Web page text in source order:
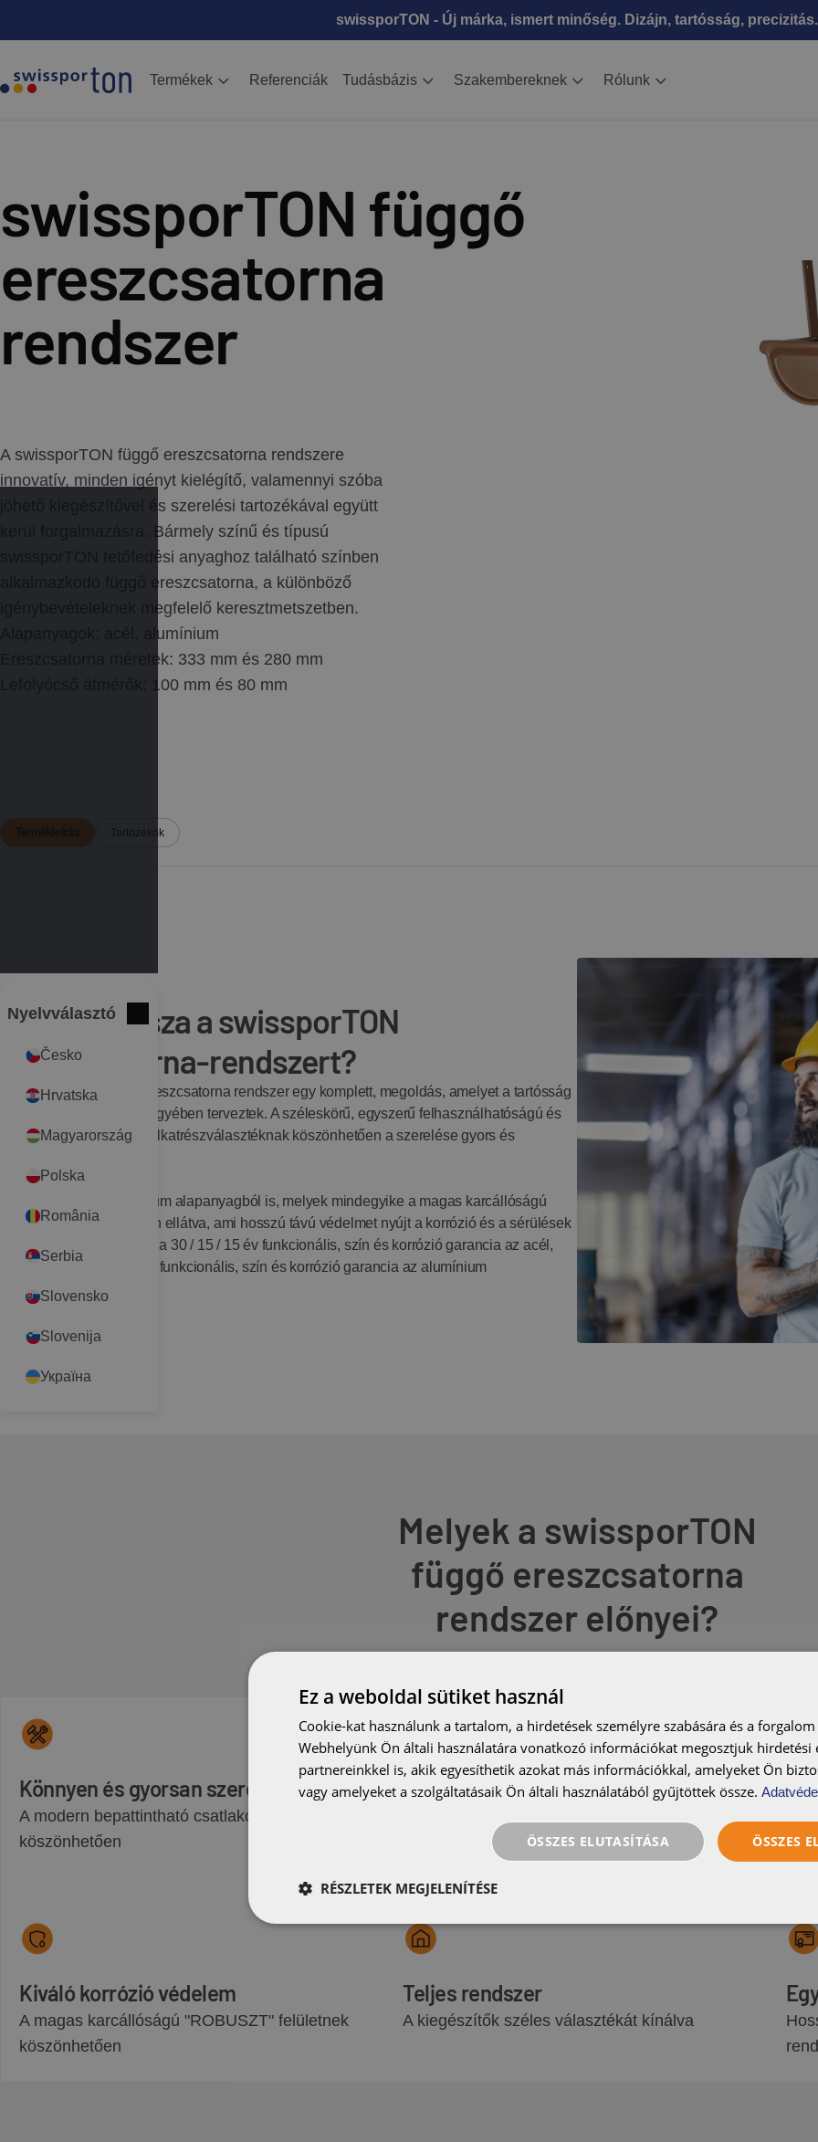
swissporTON - Új márka, ismert minőség. Dizájn, tartósság, precizitás.
Termékek Referenciák Tudásbázis Szakembereknek Rólunk
swissporTON függő
ereszcsatorna
rendszer
A swissporTON függő ereszcsatorna rendszere
innovatív, minden igényt kielégítő, valamennyi szóba
jöhető kiegészítővel és szerelési tartozékával együtt
kerül forgalmazásra. Bármely színű és típusú
swissporTON tetőfedési anyaghoz található színben
alkalmazkodó függő ereszcsatorna, a különböző
igénybevételeknek megfelelő keresztmetszetben.
Alapanyagok: acél, alumínium
Ereszcsatorna méretek: 333 mm és 280 mm
Lefolyócső átmérők: 100 mm és 80 mm
Termékleírás Tartozékok
Miért válassza a swissporTON
ereszcsatorna-rendszert?
A swissporTON függő ereszcsatorna rendszer egy komplett, megoldás, amelyet a tartósság
és a könnyű használat jegyében terveztek. A széleskörű, egyszerű felhasználhatóságú és
könnyen összeépíthető alkatrészválasztéknak köszönhetően a szerelése gyors és
Elérhető acél és alumínium alapanyagból is, melyek mindegyike a magas karcállóságú
"ROBUSZT" bevonat van ellátva, ami hosszú távú védelmet nyújt a korrózió és a sérülések
ellen. Ennek köszönhető a 30 / 15 / 15 év funkcionális, szín és korrózió garancia az acél,
valamint a 40 / 30 / 40 év funkcionális, szín és korrózió garancia az alumínium
ereszcsatorna elemekre.
Melyek a swissporTON
függő ereszcsatorna
rendszer előnyei?
Könnyen és gyorsan szerelhető
A modern bepattintható csatlakozásoknak
köszönhetően
Harmonizált színválaszték
illő színválaszték
mm)
Kiváló korrózió védelem
A magas karcállóságú "ROBUSZT" felületnek
köszönhetően
Teljes rendszer
A kiegészítők széles választékát kínálva
Nyelvválasztó Bezár
International
Česko
Hrvatska
Magyarország
Polska
România
Serbia
Slovensko
Slovenija
Україна
Ez a weboldal sütiket használ
Cookie-kat használunk a tartalom, a hirdetések személyre szabására és a
Webhelyünk Ön általi használatára vonatkozó információkat megosztjuk hirdetési
partnereinkkel is, akik egyesíthetik azokat más információkkal, amelyeket Ön
vagy amelyeket a szolgáltatásaik Ön általi használatából gyűjtöttek össze.
ÖSSZES
ÖSSZES ELUTASÍTÁSA
RÉSZLETEK MEGJELENÍTÉSE